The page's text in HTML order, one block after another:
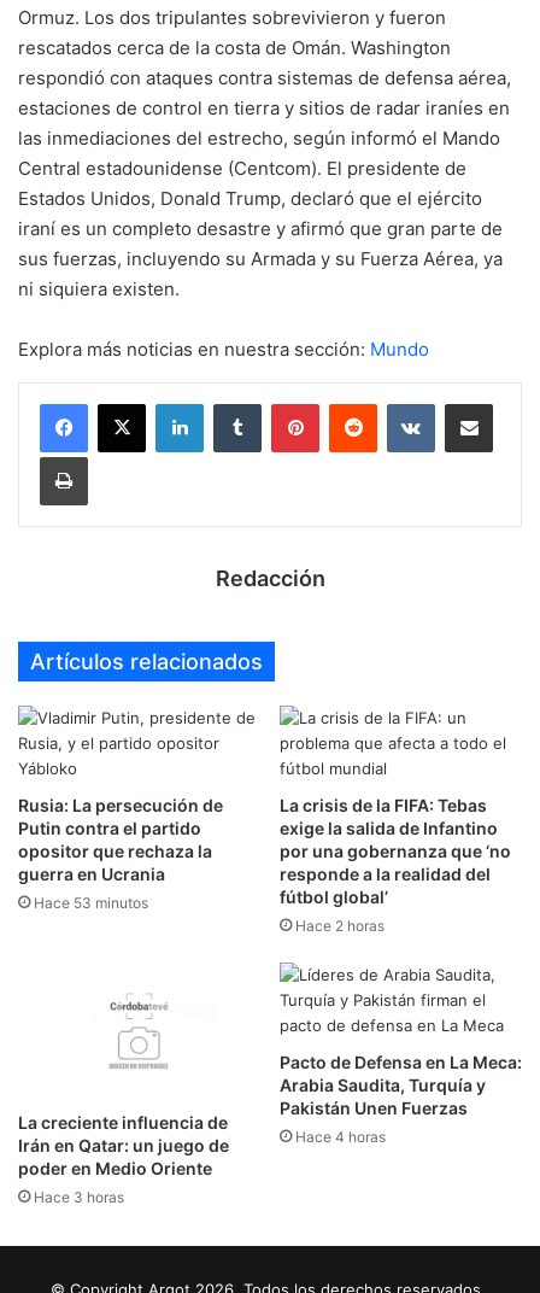
Ormuz. Los dos tripulantes sobrevivieron y fueron
rescatados cerca de la costa de Omán. Washington
respondió con ataques contra sistemas de defensa aérea,
estaciones de control en tierra y sitios de radar iraníes en
las inmediaciones del estrecho, según informó el Mando
Central estadounidense (Centcom). El presidente de
Estados Unidos, Donald Trump, declaró que el ejército
iraní es un completo desastre y afirmó que gran parte de
sus fuerzas, incluyendo su Armada y su Fuerza Aérea, ya
ni siquiera existen.
Explora más noticias en nuestra sección: Mundo
LinkedInTumblr PinterestReddit VKontakteCompartir por mail
Imprimir
Redacción
Artículos relacionados
Rusia: La persecución de
Putin contra el partido
opositor que rechaza la
guerra en Ucrania
Hace 53 minutos
La crisis de la FIFA: Tebas
exige la salida de Infantino
por una gobernanza que ‘no
responde a la realidad del
fútbol global’
Hace 2 horas
La creciente influencia de
Irán en Qatar: un juego de
poder en Medio Oriente
Hace 3 horas
Pacto de Defensa en La Meca:
Arabia Saudita, Turquía y
Pakistán Unen Fuerzas
Hace 4 horas